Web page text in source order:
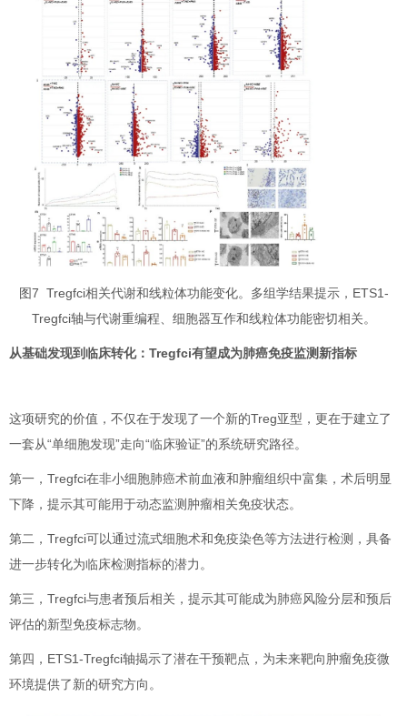
图7 Tregfci相关代谢和线粒体功能变化。多组学结果提示，ETS1-
Tregfci轴与代谢重编程、细胞器互作和线粒体功能密切相关。
从基础发现到临床转化：Tregfci有望成为肺癌免疫监测新指标
这项研究的价值，不仅在于发现了一个新的Treg亚型，更在于建立了
一套从“单细胞发现”走向“临床验证”的系统研究路径。
第一，Tregfci在非小细胞肺癌术前血液和肿瘤组织中富集，术后明显
下降，提示其可能用于动态监测肿瘤相关免疫状态。
第二，Tregfci可以通过流式细胞术和免疫染色等方法进行检测，具备
进一步转化为临床检测指标的潜力。
第三，Tregfci与患者预后相关，提示其可能成为肺癌风险分层和预后
评估的新型免疫标志物。
第四，ETS1-Tregfci轴揭示了潜在干预靶点，为未来靶向肿瘤免疫微
环境提供了新的研究方向。